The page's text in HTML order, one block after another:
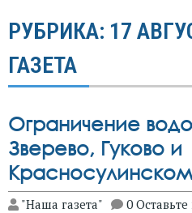
РУБРИКА: 17
ГАЗЕТА
Ограничение
Зверево, Гуково и
"Наша газета" 0